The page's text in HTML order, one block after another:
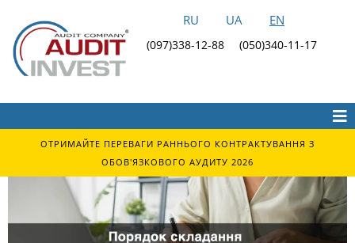
RU UA EN
(097)338-12-88 (050)340-11-17
ОТРИМАЙТЕ ПЕРЕВАГИ РАННЬОГО КОНТРАКТУВАННЯ З
ОБОВ'ЯЗКОВОГО АУДИТУ 2026